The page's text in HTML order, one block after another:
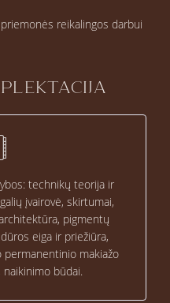
reikalingos darbui
technikų teorija ir
įvairovė, skirtumai,
pigmentų
eiga ir priežiūra,
makiažo
naikinimo būdai.